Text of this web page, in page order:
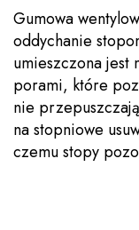
Gumowa
oddychanie
umieszczona jest
porami, które
nie
na stopniowe
czemu stopy